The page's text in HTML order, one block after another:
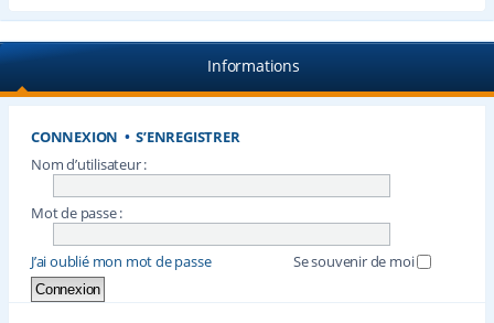
Informations
CONNEXION •S’ENREGISTRER
Nom d’utilisateur :
Mot de passe :
J’ai oublié mon mot de passe Se souvenir de moi